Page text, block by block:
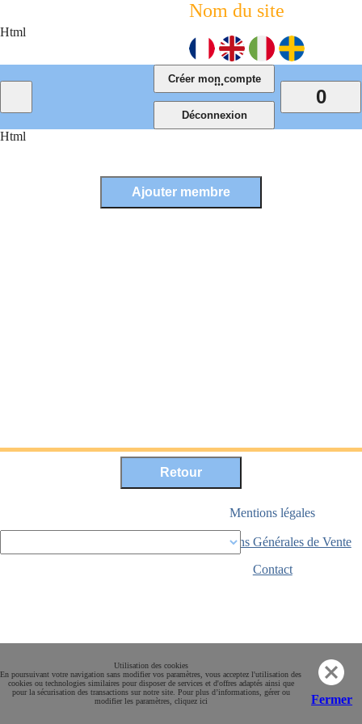
Html
Nom du site
Html
0
...
Utilisation des cookies
En poursuivant votre navigation sans modifier vos paramètres, vous acceptez l'utilisation des
cookies ou technologies similaires pour disposer de services et d'offres adaptés ainsi que
pour la sécurisation des transactions sur notre site. Pour plus d’informations, gérer ou
modifier les paramètres, cliquez ici
Fermer
Paiement sécurisé
Mentions légales
Conditions Générales de Vente
Contact